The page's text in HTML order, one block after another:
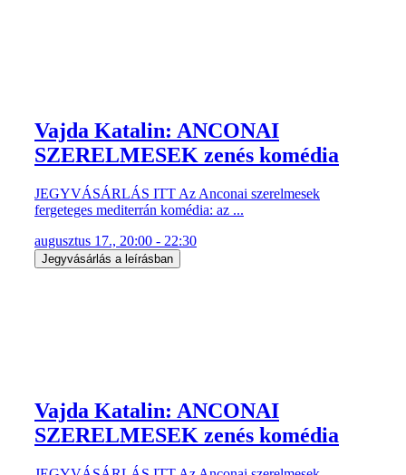
Vajda Katalin: ANCONAI
SZERELMESEK zenés komédia
JEGYVÁSÁRLÁS ITT Az Anconai szerelmesek
fergeteges mediterrán komédia: az ...
augusztus 17., 20:00 - 22:30
Jegyvásárlás a leírásban
Vajda Katalin: ANCONAI
SZERELMESEK zenés komédia